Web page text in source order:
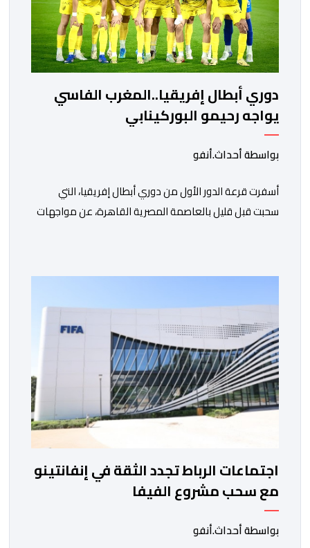
دوري أبطال إفريقيا..المغرب الفاسي
يواجه رحيمو البوركينابي
بواسطة أحداث.أنفو
أسفرت قرعة الدور الأول من دوري أبطال إفريقيا، التي
سحبت قبل قليل بالعاصمة المصرية القاهرة، عن مواجهات
نهضة بركان على موعد في هذا الدور مع الفائز من المباراة
الغامبي، حيث يطمح الفريق […]
اجتماعات الرباط تجدد الثقة في إنفانتينو
مع سحب مشروع الفيفا
بواسطة أحداث.أنفو